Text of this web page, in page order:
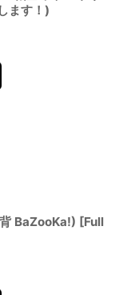
ます！)
BaZooKa!) [Full